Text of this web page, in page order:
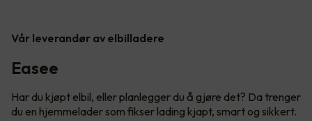
Vår leverandør av elbilladere
Easee
Har du kjøpt elbil, eller planlegger du å gjøre det? Da trenger
du en hjemmelader som fikser lading kjapt, smart og sikkert.